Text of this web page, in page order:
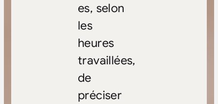
es, selon
les
heures
travaillées,
de
préciser